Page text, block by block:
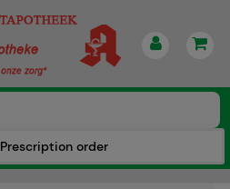
Prescription order